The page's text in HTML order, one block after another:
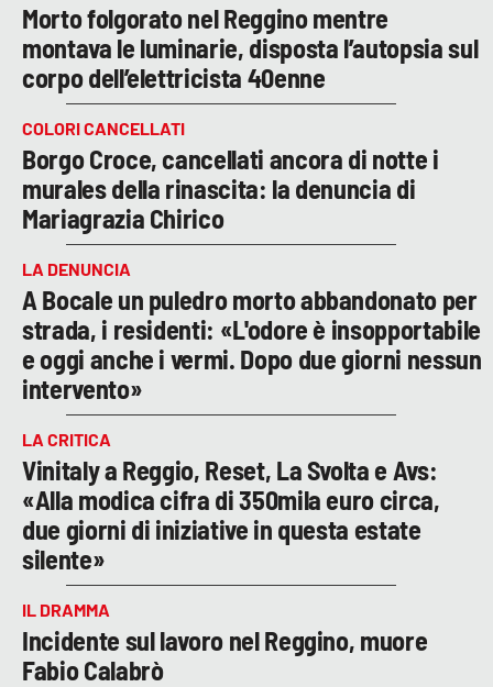
Morto folgorato nel Reggino mentre
montava le luminarie, disposta l’autopsia sul
corpo dell’elettricista 40enne
COLORI CANCELLATI
Borgo Croce, cancellati ancora di notte i
murales della rinascita: la denuncia di
Mariagrazia Chirico
LA DENUNCIA
A Bocale un puledro morto abbandonato per
strada, i residenti: «L'odore è insopportabile
e oggi anche i vermi. Dopo due giorni nessun
intervento»
LA CRITICA
Vinitaly a Reggio, Reset, La Svolta e Avs:
«Alla modica cifra di 350mila euro circa,
due giorni di iniziative in questa estate
silente»
IL DRAMMA
Incidente sul lavoro nel Reggino, muore
Fabio Calabrò